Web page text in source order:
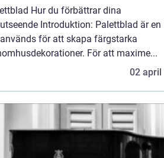
Hur du förbättrar dina
Introduktion: Palettblad är en
för att skapa färgstarka
För att maxime...
02 april